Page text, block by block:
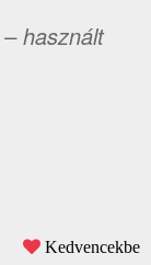
– használt
Kedvencekbe